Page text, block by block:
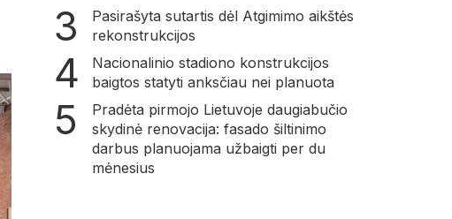
Pasirašyta sutartis dėl Atgimimo aikštės
rekonstrukcijos
Nacionalinio stadiono konstrukcijos
baigtos statyti anksčiau nei planuota
Pradėta pirmojo Lietuvoje daugiabučio
skydinė renovacija: fasado šiltinimo
darbus planuojama užbaigti per du
mėnesius